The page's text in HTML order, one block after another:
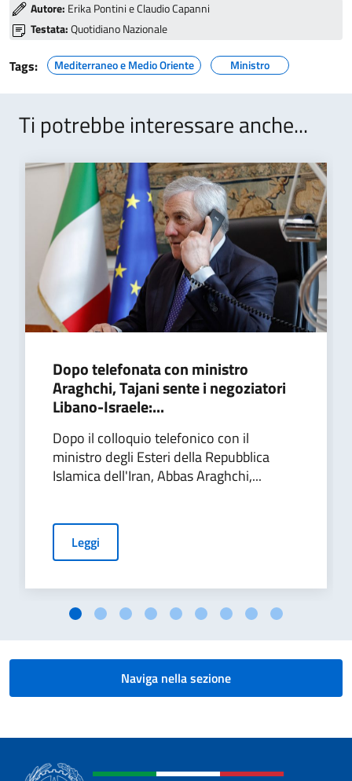
Autore: Erika Pontini e Claudio Capanni
Testata:Quotidiano Nazionale
Tags: Mediterraneo e Medio Oriente Ministro
Ti potrebbe interessare anche...
Dopo telefonata con ministro
Araghchi, Tajani sente i negoziatori
Libano-Israele:...
Dopo il colloquio telefonico con il
ministro degli Esteri della Repubblica
Islamica dell'Iran, Abbas Araghchi,...
Leggi
Naviga nella sezione